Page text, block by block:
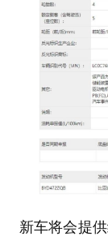
新车将会提